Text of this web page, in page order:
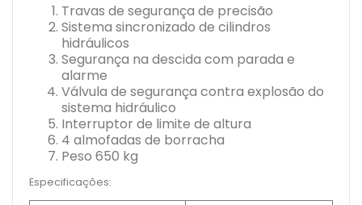
Travas de segurança de precisão
Sistema sincronizado de cilindros
hidráulicos
Segurança na descida com parada e
alarme
Válvula de segurança contra explosão do
sistema hidráulico
Interruptor de limite de altura
4 almofadas de borracha
Peso 650 kg
Especificações: